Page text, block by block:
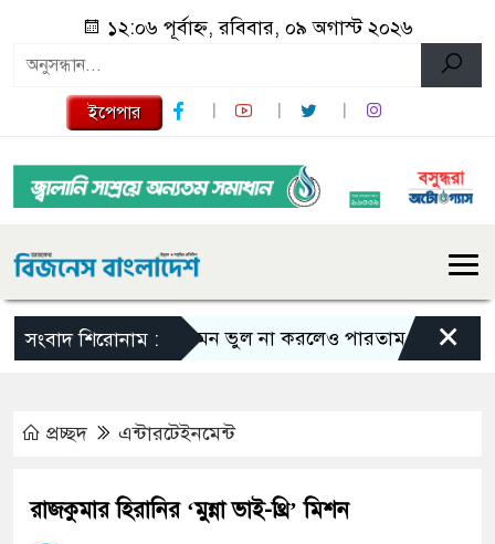
১২:০৬ পূর্বাহ্ন, রবিবার, ০৯ অগাস্ট ২০২৬
ইপেপার
সংবাদ শিরোনাম :এমন ভুল না করলেও পারতাম : শাকিব খান
×
প্রচ্ছদ এন্টারটেইনমেন্ট
রাজকুমার হিরানির ‘মুন্না ভাই-থ্রি’ মিশন